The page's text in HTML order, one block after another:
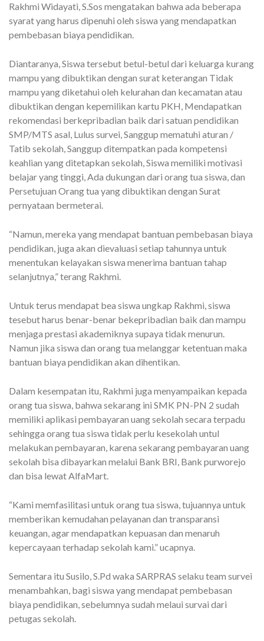
Rakhmi Widayati, S.Sos mengatakan bahwa ada beberapa
syarat yang harus dipenuhi oleh siswa yang mendapatkan
pembebasan biaya pendidikan.
Diantaranya, Siswa tersebut betul-betul dari keluarga kurang
mampu yang dibuktikan dengan surat keterangan Tidak
mampu yang diketahui oleh kelurahan dan kecamatan atau
dibuktikan dengan kepemilikan kartu PKH, Mendapatkan
rekomendasi berkepribadian baik dari satuan pendidikan
SMP/MTS asal, Lulus survei, Sanggup mematuhi aturan /
Tatib sekolah, Sanggup ditempatkan pada kompetensi
keahlian yang ditetapkan sekolah, Siswa memiliki motivasi
belajar yang tinggi, Ada dukungan dari orang tua siswa, dan
Persetujuan Orang tua yang dibuktikan dengan Surat
pernyataan bermeterai.
“Namun, mereka yang mendapat bantuan pembebasan biaya
pendidikan, juga akan dievaluasi setiap tahunnya untuk
menentukan kelayakan siswa menerima bantuan tahap
selanjutnya,” terang Rakhmi.
Untuk terus mendapat bea siswa ungkap Rakhmi, siswa
tesebut harus benar-benar bekepribadian baik dan mampu
menjaga prestasi akademiknya supaya tidak menurun.
Namun jika siswa dan orang tua melanggar ketentuan maka
bantuan biaya pendidikan akan dihentikan.
Dalam kesempatan itu, Rakhmi juga menyampaikan kepada
orang tua siswa, bahwa sekarang ini SMK PN-PN 2 sudah
memiliki aplikasi pembayaran uang sekolah secara terpadu
sehingga orang tua siswa tidak perlu kesekolah untul
melakukan pembayaran, karena sekarang pembayaran uang
sekolah bisa dibayarkan melalui Bank BRI, Bank purworejo
dan bisa lewat AlfaMart.
“Kami memfasilitasi untuk orang tua siswa, tujuannya untuk
memberikan kemudahan pelayanan dan transparansi
keuangan, agar mendapatkan kepuasan dan menaruh
kepercayaan terhadap sekolah kami.” ucapnya.
Sementara itu Susilo, S.Pd waka SARPRAS selaku team survei
menambahkan, bagi siswa yang mendapat pembebasan
biaya pendidikan, sebelumnya sudah melaui survai dari
petugas sekolah.